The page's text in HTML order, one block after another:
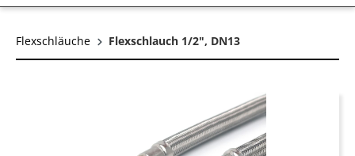
Flexschläuche Flexschlauch 1/2", DN13